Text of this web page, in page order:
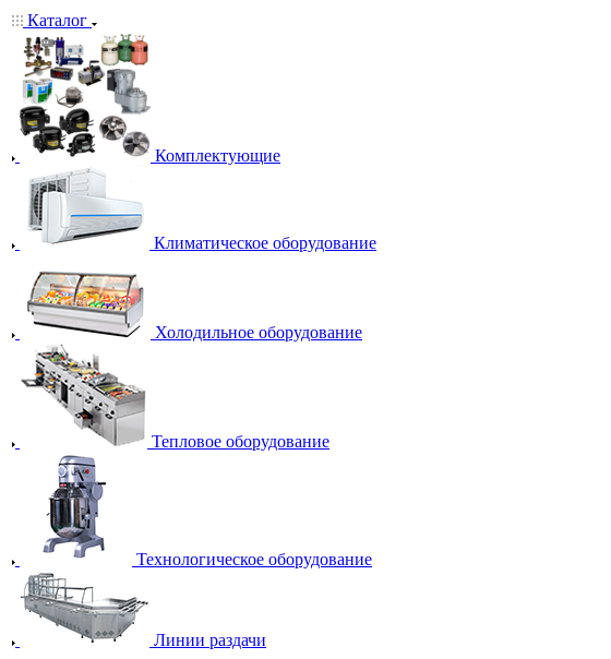
Каталог
Комплектующие
Климатическое оборудование
Холодильное оборудование
Тепловое оборудование
Технологическое оборудование
Линии раздачи